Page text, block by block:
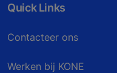
Quick Links
Contacteer ons
Werken bij KONE